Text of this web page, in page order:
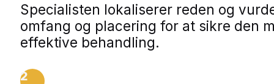
Specialisten lokaliserer reden og
omfang og placering for at sikre den
effektive behandling.
2